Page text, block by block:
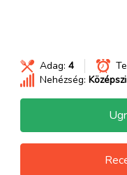
Adag: 4
Nehézség: